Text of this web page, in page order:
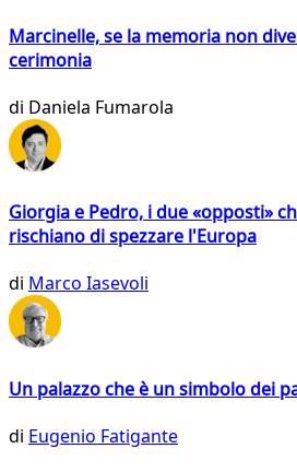
Marcinelle, se la memoria non
cerimonia
di Daniela Fumarola
Giorgia e Pedro, i due «opposti»
rischiano di spezzare l'Europa
di Marco Iasevoli
Un palazzo che è un simbolo dei
di Eugenio Fatigante